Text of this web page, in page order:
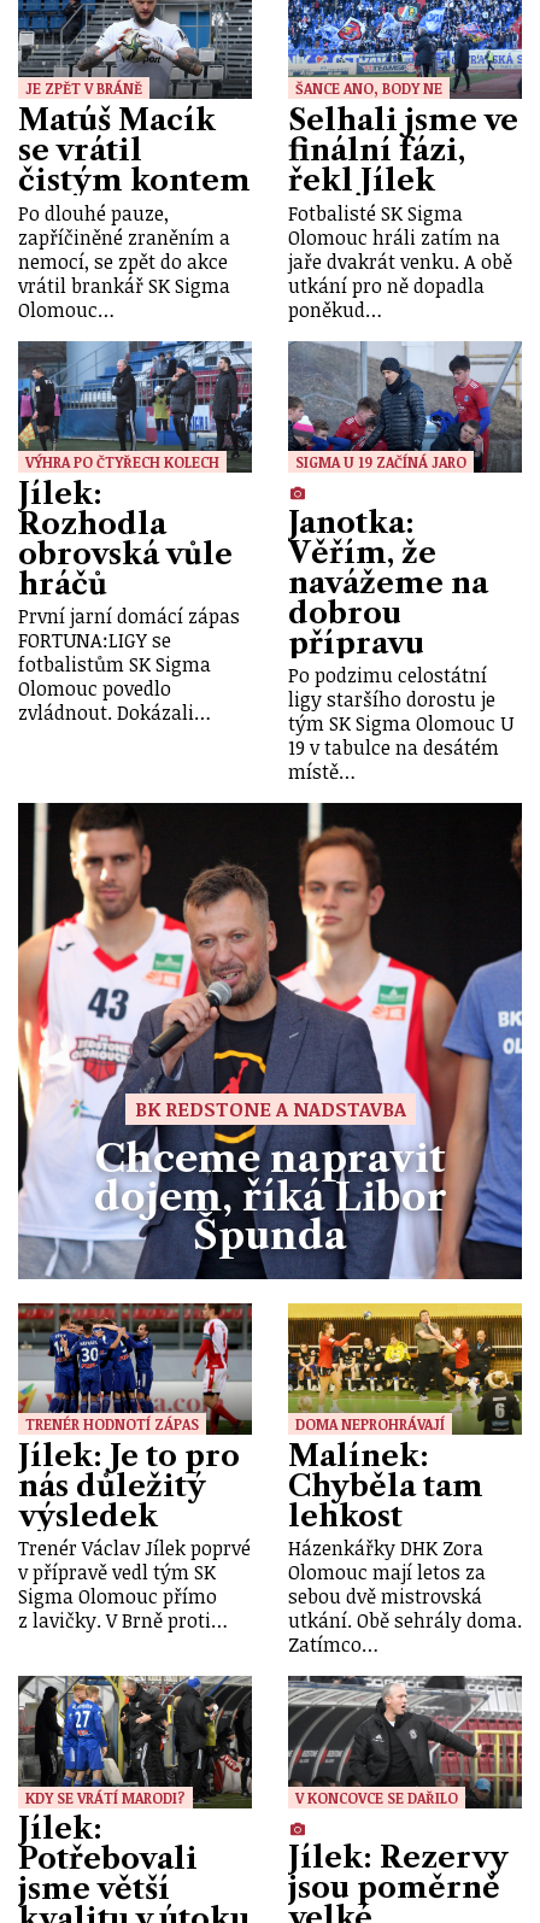
JE ZPĚT V BRÁNĚ
Matúš Macík
se vrátil
čistým kontem
Po dlouhé pauze,
zapříčiněné zraněním a
nemocí, se zpět do akce
vrátil brankář SK Sigma
Olomouc…
ŠANCE ANO, BODY NE
Selhali jsme ve
finální fázi,
řekl Jílek
Fotbalisté SK Sigma
Olomouc hráli zatím na
jaře dvakrát venku. A obě
utkání pro ně dopadla
poněkud…
VÝHRA PO ČTYŘECH KOLECH
Jílek:
Rozhodla
obrovská vůle
hráčů
První jarní domácí zápas
FORTUNA:LIGY se
fotbalistům SK Sigma
Olomouc povedlo
zvládnout. Dokázali…
SIGMA U 19 ZAČÍNÁ JARO
Janotka:
Věřím, že
navážeme na
dobrou
přípravu
Po podzimu celostátní
ligy staršího dorostu je
tým SK Sigma Olomouc U
19 v tabulce na desátém
místě…
BK REDSTONE A NADSTAVBA
Chceme napravit
dojem, říká Libor
Špunda
TRENÉR HODNOTÍ ZÁPAS
Jílek: Je to pro
nás důležitý
výsledek
Trenér Václav Jílek poprvé
v přípravě vedl tým SK
Sigma Olomouc přímo
z lavičky. V Brně proti…
DOMA NEPROHRÁVAJÍ
Malínek:
Chyběla tam
lehkost
Házenkářky DHK Zora
Olomouc mají letos za
sebou dvě mistrovská
utkání. Obě sehrály doma.
Zatímco…
KDY SE VRÁTÍ MARODI?
Jílek:
Potřebovali
jsme větší
V KONCOVCE SE DAŘILO
Jílek: Rezervy
jsou poměrně